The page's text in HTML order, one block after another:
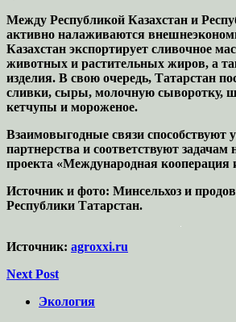
Между Республикой Казахстан и
активно налаживаются
Казахстан экспортирует сливочное
животных и растительных жиров, а
изделия. В свою очередь, Татарстан
сливки, сыры, молочную сыворотку,
кетчупы и мороженое.
Взаимовыгодные связи способствуют
партнерства и соответствуют задачам
проекта «Международная кооперация
Источник и фото: Минсельхоз и
Республики Татарстан.
Источник: agroxxi.ru
Next Post
Экология